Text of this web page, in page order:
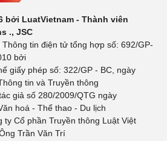
bởi LuatVietnam - Thành viên
., JSC
tin điện tử tổng hợp số: 692/GP-
bởi
giấy phép số: 322/GP - BC, ngày
tin và Truyền thông
giả số 280/2009/QTG ngày
hoá - Thể thao - Du lịch
ty Cổ phần Truyền thông Luật Việt
Trần Văn Trí